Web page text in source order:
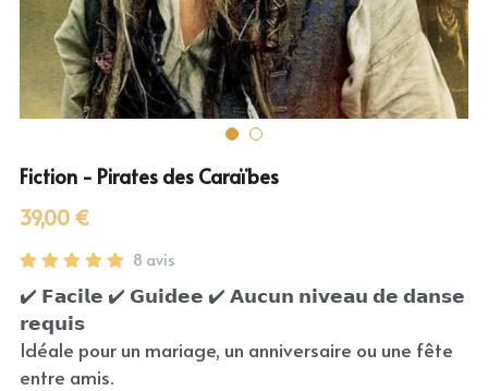
Fiction - Pirates des Caraïbes
39,00 €
8 avis
✔️ 𝗙𝗮𝗰𝗶𝗹𝗲 ✔️ 𝗚𝘂𝗶𝗱𝗲𝗲 ✔️ 𝗔𝘂𝗰𝘂𝗻 𝗻𝗶𝘃𝗲𝗮𝘂 𝗱𝗲 𝗱𝗮𝗻𝘀𝗲
𝗿𝗲𝗾𝘂𝗶𝘀
Idéale pour un mariage, un anniversaire ou une fête
entre amis.